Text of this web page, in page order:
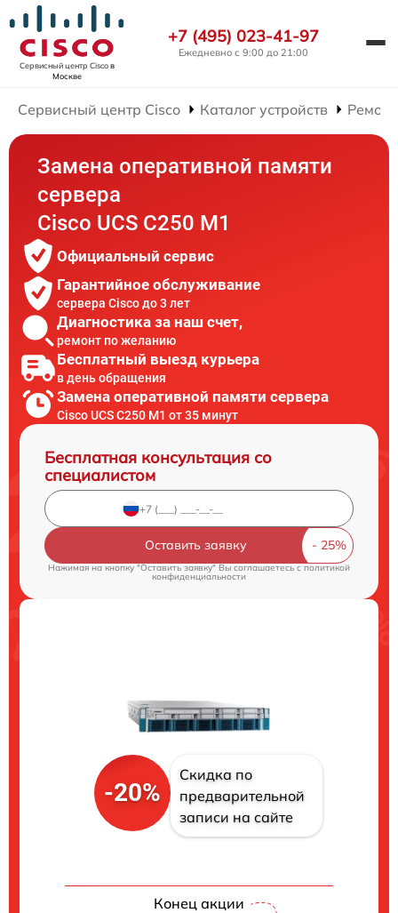
Сервисный центр Ciscoв
Москве
+7 (495) 023-41-97
Ежедневно с 9:00 до 21:00
Сервисный центр Cisco Каталог устройств
Замена оперативной памяти
сервера
Cisco UCS C250 M1
Официальный сервис
Гарантийное обслуживание
сервера Cisco до 3 лет
Диагностика за наш счет,
ремонт по желанию
Бесплатный выезд курьера
в день обращения
Замена оперативной памяти сервера
Cisco UCS C250 M1 от 35 минут
Бесплатная консультация со
специалистом
Оставить заявку
Нажимая на кнопку "Оставить заявку" Вы соглашаетесь cполитикой
конфиденциальности
-20%
Скидка по
предварительной
записи на сайте
Конец акции